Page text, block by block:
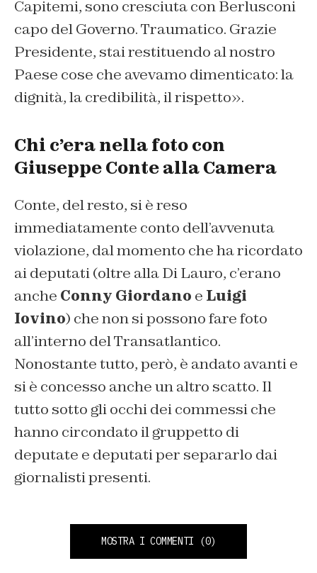
Capitemi, sono cresciuta con Berlusconi
capo del Governo. Traumatico. Grazie
Presidente, stai restituendo al nostro
Paese cose che avevamo dimenticato:la
dignità, la credibilità, il rispetto».
Chi c’era nella foto con
Giuseppe Conte alla Camera
Conte, del resto, si è reso
immediatamente conto dell’avvenuta
violazione, dal momento che ha ricordato
ai deputati (oltre alla Di Lauro, c’erano
anche Conny Giordano e Luigi
Iovino) che non si possono fare foto
all’interno del Transatlantico.
Nonostante tutto, però, è andato avanti e
si è concesso anche un altro scatto. Il
tutto sotto gli occhi dei commessi che
hanno circondato il gruppetto di
deputate e deputati per separarlo dai
giornalisti presenti.
MOSTRA I COMMENTI (0)